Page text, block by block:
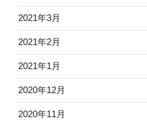
2021年3月
2021年2月
2021年1月
2020年12月
2020年11月